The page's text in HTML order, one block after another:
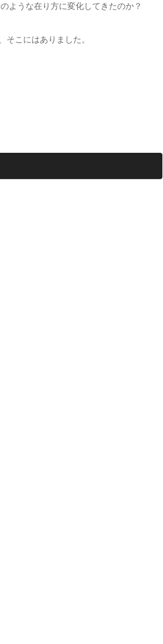
ような在り方に変化してきたのか？
そこにはありました。